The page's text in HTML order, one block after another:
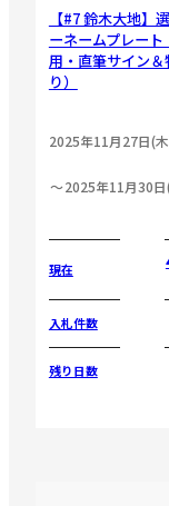
【#7 鈴木大地】
ーネームプレート
用・直筆サイン＆
り）
2025年11月27日(
2025年11月30
現在
入札件数
残り日数